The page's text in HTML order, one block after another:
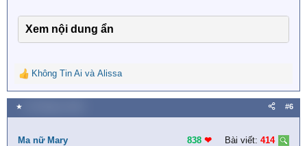
Xem nội dung ẩn
R
e
a
c
i
Không Tin Ai và Alissa
★ #6
Ma nữ Mary 838 ❤︎ Bài viết: 414